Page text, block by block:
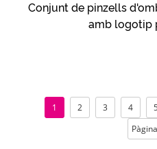
Conjunt de pinzells
amb logotip
1 2 3 4